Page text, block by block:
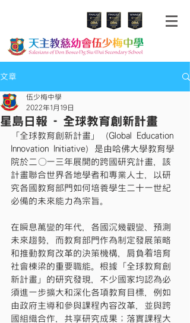
文章
星島日報 - 全球教育創新計畫
伍少梅中學
2022年1月19日
「全球教育創新計畫」（Global Education
Innovation Initiative）是由哈佛大學教育學
院於二○一三年展開的跨國研究計畫，該
計畫聯合世界各地學者和專業人士，以研
究各國教育部門如何培養學生二十一世紀
必備的未來能力為宗旨。
在瞬息萬變的年代，各國沉幾觀變、預測
未來趨勢，而教育部門作為制定發展策略
和推動教育改革的決策機構，肩負着培育
社會棟梁的重要職能。根據「全球教育創
新計畫」的研究發現，不少國家均認為必
須進一步擴大和深化各項教育目標，例如
由政府主導和參與課程內容改革，並與跨
國組織合作，共享研究成果；落實課程大